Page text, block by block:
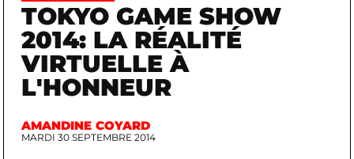
TOKYO GAME SHOW
2014: LA RÉALITÉ
VIRTUELLE À
L'HONNEUR
AMANDINE COYARD
MARDI 30 SEPTEMBRE 2014